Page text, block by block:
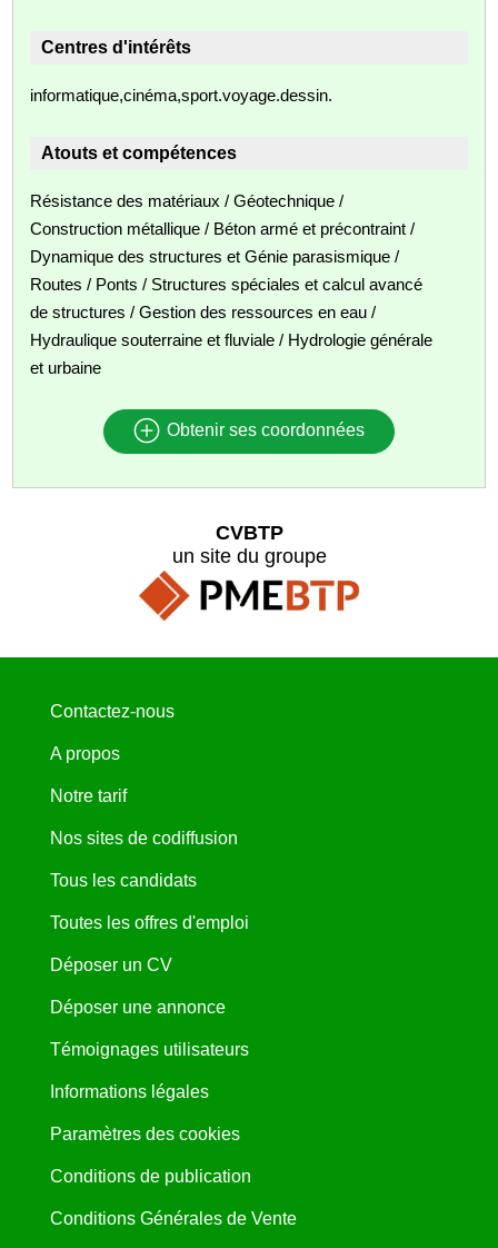
Centres d'intérêts
informatique,cinéma,sport.voyage.dessin.
Atouts et compétences
Résistance des matériaux / Géotechnique /
Construction métallique / Béton armé et précontraint /
Dynamique des structures et Génie parasismique /
Routes / Ponts / Structures spéciales et calcul avancé
de structures / Gestion des ressources en eau /
Hydraulique souterraine et fluviale / Hydrologie générale
et urbaine
Obtenir ses coordonnées
CVBTP
un site du groupe
Contactez-nous
A propos
Notre tarif
Nos sites de codiffusion
Tous les candidats
Toutes les offres d'emploi
Déposer un CV
Déposer une annonce
Témoignages utilisateurs
Informations légales
Paramètres des cookies
Conditions de publication
Conditions Générales de Vente